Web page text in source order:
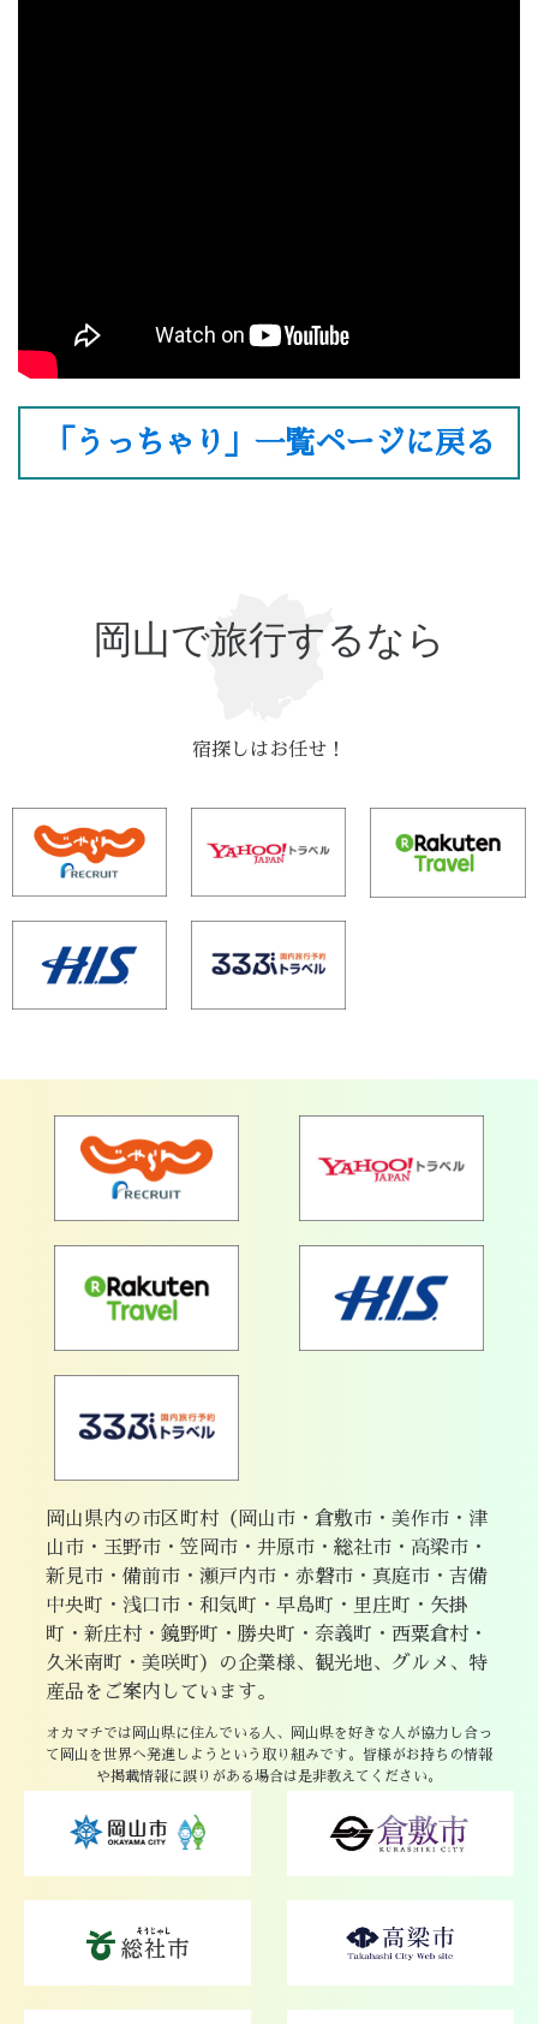
「うっちゃり」一覧ページに戻る
岡山で旅行するなら
宿探しはお任せ！
岡山県内の市区町村（岡山市・倉敷市・美作市・津
山市・玉野市・笠岡市・井原市・総社市・高梁市・
新見市・備前市・瀬戸内市・赤磐市・真庭市・吉備
中央町・浅口市・和気町・早島町・里庄町・矢掛
町・新庄村・鏡野町・勝央町・奈義町・西粟倉村・
久米南町・美咲町）の企業様、観光地、グルメ、特
産品をご案内しています。
オカマチでは岡山県に住んでいる人、岡山県を好きな人が協力し合っ
て岡山を世界へ発進しようという取り組みです。皆様がお持ちの情報
や掲載情報に誤りがある場合は是非教えてください。